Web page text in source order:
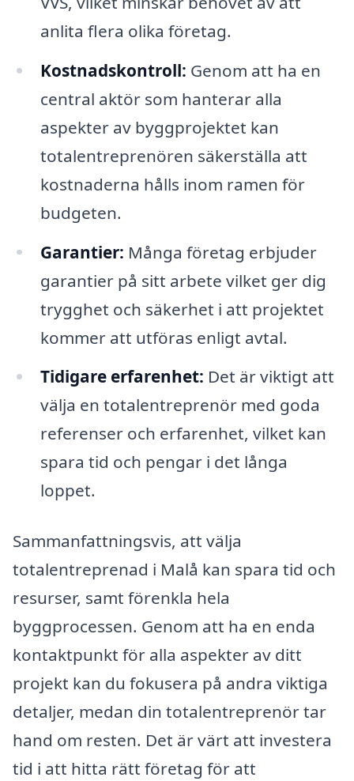
anlita flera olika företag.
Kostnadskontroll: Genom att ha en
central aktör som hanterar alla
aspekter av byggprojektet kan
totalentreprenören säkerställa att
kostnaderna hålls inom ramen för
budgeten.
Garantier: Många företag erbjuder
garantier på sitt arbete vilket ger dig
trygghet och säkerhet i att projektet
kommer att utföras enligt avtal.
Tidigare erfarenhet: Det är viktigt att
välja en totalentreprenör med goda
referenser och erfarenhet, vilket kan
spara tid och pengar i det långa
loppet.
Sammanfattningsvis, att välja
totalentreprenad i Malå kan spara tid och
resurser, samt förenkla hela
byggprocessen. Genom att ha en enda
kontaktpunkt för alla aspekter av ditt
projekt kan du fokusera på andra viktiga
detaljer, medan din totalentreprenör tar
hand om resten. Det är värt att investera
tid i att hitta rätt företag för att